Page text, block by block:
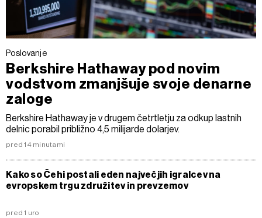
Poslovanje
Berkshire Hathaway pod novim
vodstvom zmanjšuje svoje denarne
zaloge
Berkshire Hathaway je v drugem četrtletju za odkup lastnih
delnic porabil približno 4,5 milijarde dolarjev.
pred 14 minutami
Kako so Čehi postali eden največjih igralcev na
evropskem trgu združitev in prevzemov
pred 1 uro